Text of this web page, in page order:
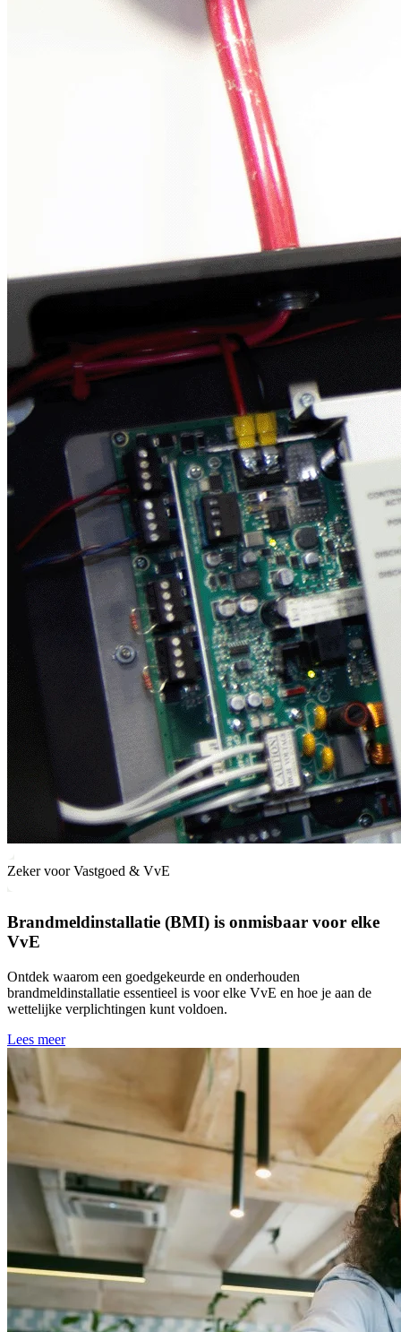
Zeker voor Vastgoed & VvE
Brandmeldinstallatie (BMI) is onmisbaar voor elke
VvE
Ontdek waarom een goedgekeurde en onderhouden
brandmeldinstallatie essentieel is voor elke VvE en hoe je aan de
wettelijke verplichtingen kunt voldoen.
Lees meer